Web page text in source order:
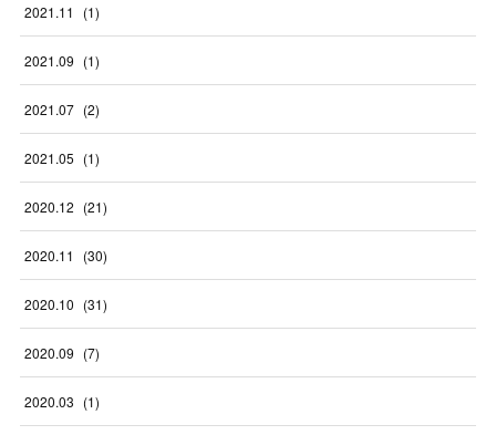
2021.11 (1)
2021.09 (1)
2021.07 (2)
2021.05 (1)
2020.12 (21)
2020.11 (30)
2020.10 (31)
2020.09 (7)
2020.03 (1)